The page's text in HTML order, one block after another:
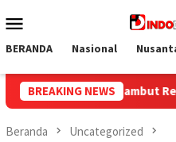
ke
Mobile
BERANDA Nasional
BREAKING NEWS
Menatap Masa Depan
Beranda Uncategorized